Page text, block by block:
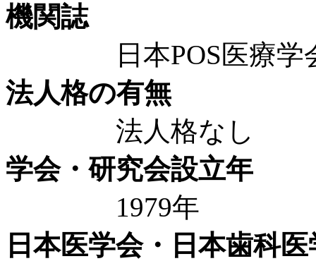
機関誌
日本POS医療学会
法人格の有無
法人格なし
学会・研究会設立年
1979年
日本医学会・日本歯科